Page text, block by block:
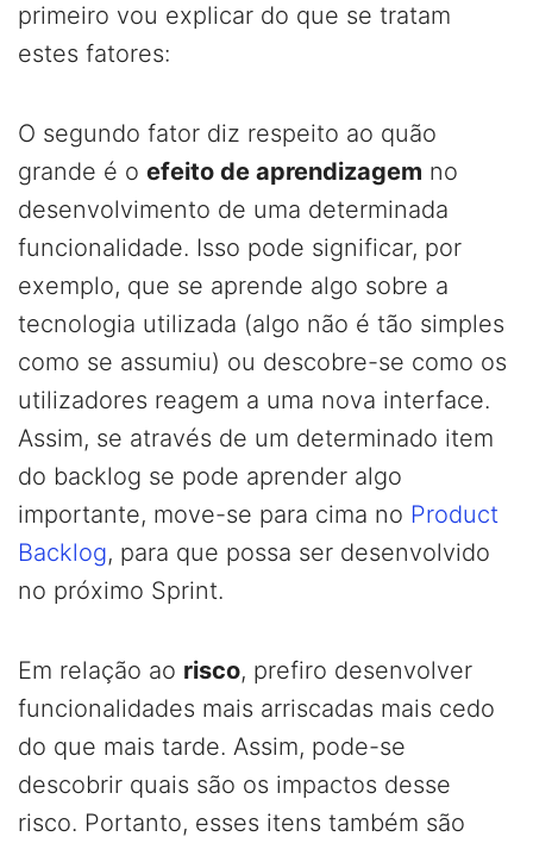
primeiro vou explicar do que se tratam
estes fatores:
O segundo fator diz respeito ao quão
grande é o efeito de aprendizagem no
desenvolvimento de uma determinada
funcionalidade. Isso pode significar, por
exemplo, que se aprende algo sobre a
tecnologia utilizada (algo não é tão simples
como se assumiu) ou descobre-se como os
utilizadores reagem a uma nova interface.
Assim, se através de um determinado item
do backlog se pode aprender algo
importante, move-se para cima no Product
Backlog, para que possa ser desenvolvido
no próximo Sprint.
Em relação ao risco, prefiro desenvolver
funcionalidades mais arriscadas mais cedo
do que mais tarde. Assim, pode-se
descobrir quais são os impactos desse
risco. Portanto, esses itens também são